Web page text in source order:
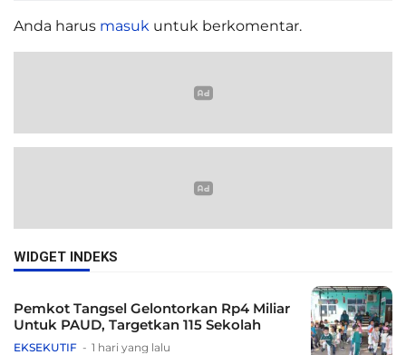
Anda harus masuk untuk berkomentar.
WIDGET INDEKS
Pemkot Tangsel Gelontorkan Rp4 Miliar
Untuk PAUD, Targetkan 115 Sekolah
EKSEKUTIF 1 hari yang lalu